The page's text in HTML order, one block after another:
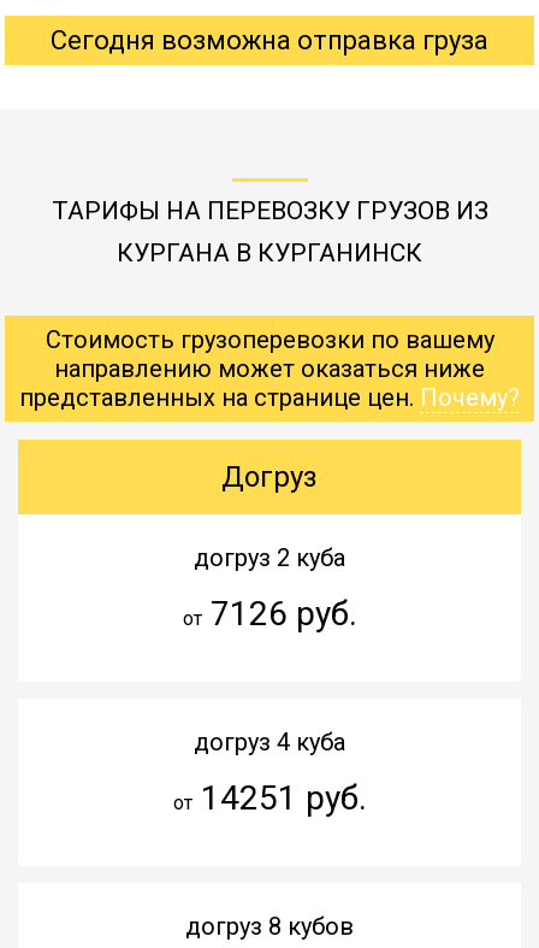
Сегодня возможна отправка груза
ТАРИФЫ НА ПЕРЕВОЗКУ ГРУЗОВ ИЗ
КУРГАНА В КУРГАНИНСК
Стоимость грузоперевозки по вашему
направлению может оказаться ниже
представленных на странице цен. Почему?
Догруз
догруз 2 куба
от7126 руб.
догруз 4 куба
от14251 руб.
догруз 8 кубов